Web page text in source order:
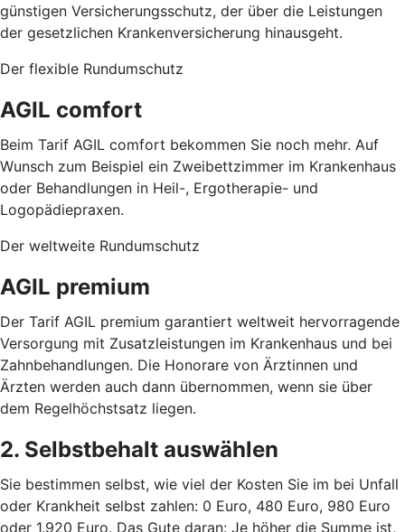
günstigen Versicherungsschutz, der über die Leistungen
der gesetzlichen Krankenversicherung hinausgeht.
Der flexible Rundumschutz
AGIL comfort
Beim Tarif AGIL comfort bekommen Sie noch mehr. Auf
Wunsch zum Beispiel ein Zweibettzimmer im Krankenhaus
oder Behandlungen in Heil-, Ergotherapie- und
Logopädiepraxen.
Der weltweite Rundumschutz
AGIL premium
Der Tarif AGIL premium garantiert weltweit hervorragende
Versorgung mit Zusatzleistungen im Krankenhaus und bei
Zahnbehandlungen. Die Honorare von Ärztinnen und
Ärzten werden auch dann übernommen, wenn sie über
dem Regelhöchstsatz liegen.
2. Selbstbehalt auswählen
Sie bestimmen selbst, wie viel der Kosten Sie im bei Unfall
oder Krankheit selbst zahlen: 0 Euro, 480 Euro, 980 Euro
oder 1.920 Euro. Das Gute daran: Je höher die Summe ist,